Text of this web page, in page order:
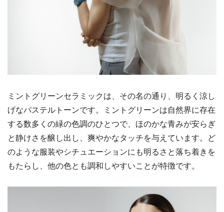
ミントグリーンセラミックは、その名の通り、明るく涼し
げなパステルトーンです。ミントグリーンは自然界に存在
する数多くの緑の色調のひとつで、ほのかな青みが安らぎ
と静けさを醸し出し、爽やかなタッチを与えています。ど
のような服装やシチュエーションにも明るさと落ち着きを
もたらし、他の色とも調和しやすいことが特徴です。